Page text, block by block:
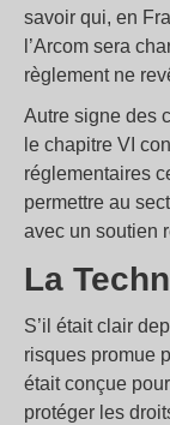
savoir qui, en
l’Arcom sera
règlement ne
Autre signe des
le chapitre VI
réglementaires
permettre au
avec un soutien
La
S’il était clair
risques promue
était conçue
protéger les